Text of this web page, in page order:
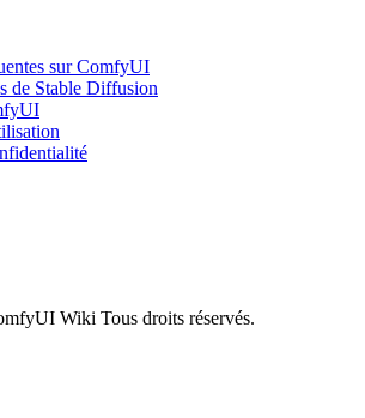
sur ComfyUI
de Stable Diffusion
Wiki Tous droits réservés.